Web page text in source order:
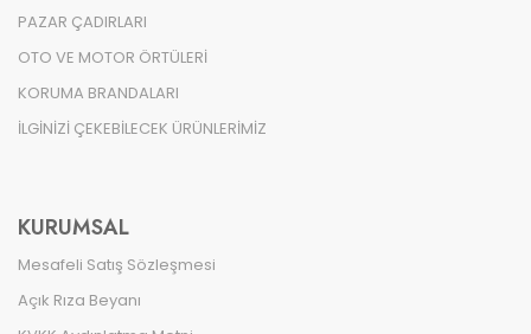
PAZAR ÇADIRLARI
OTO VE MOTOR ÖRTÜLERİ
KORUMA BRANDALARI
İLGİNİZİ ÇEKEBİLECEK ÜRÜNLERİMİZ
KURUMSAL
Mesafeli Satış Sözleşmesi
Açık Rıza Beyanı